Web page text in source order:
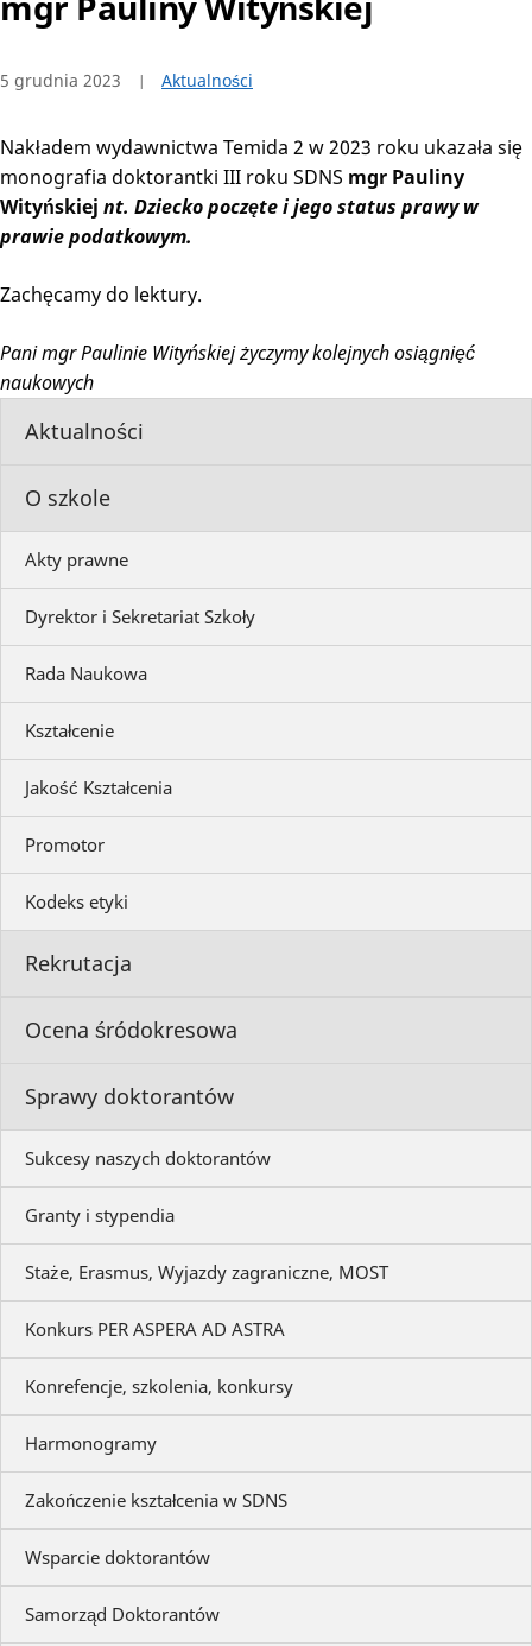
Aktualności
O szkole
Akty prawne
Dyrektor i Sekretariat Szkoły
Rada Naukowa
Kształcenie
Jakość Kształcenia
Promotor
Kodeks etyki
Rekrutacja
Ocena śródokresowa
Sprawy doktorantów
Sukcesy naszych doktorantów
Granty i stypendia
Staże, Erasmus, Wyjazdy zagraniczne, MOST
Konkurs PER ASPERA AD ASTRA
Konrefencje, szkolenia, konkursy
Harmonogramy
Zakończenie kształcenia w SDNS
Wsparcie doktorantów
Samorząd Doktorantów
5 grudnia 2023 Aktualności
Nakładem wydawnictwa Temida 2 w 2023 roku ukazała się
monografia doktorantki III roku SDNS mgr Pauliny
Wityńskiej nt. Dziecko poczęte i jego status prawy w
prawie podatkowym.
Zachęcamy do lektury.
Pani mgr Paulinie Wityńskiej życzymy kolejnych osiągnięć
naukowych